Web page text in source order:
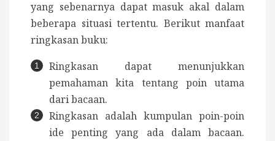
yang sebenarnya dapat masuk akal dalam
beberapa situasi tertentu. Berikut manfaat
ringkasan buku:
Ringkasan dapat menunjukkan
pemahaman kita tentang poin utama
dari bacaan.
Ringkasan adalah kumpulan poin-poin
ide penting yang ada dalam bacaan.